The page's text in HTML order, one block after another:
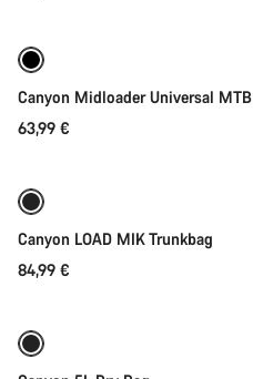
Canyon Midloader Universal MTB
63,99 €
Canyon LOAD MIK Trunkbag
84,99 €